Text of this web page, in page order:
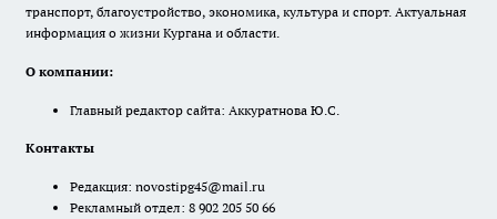
транспорт, благоустройство, экономика, культура и спорт. Актуальная
информация о жизни Кургана и области.
О компании:
Главный редактор сайта: Аккуратнова Ю.С.
Контакты
Редакция: novostipg45@mail.ru
Рекламный отдел: 8 902 205 50 66